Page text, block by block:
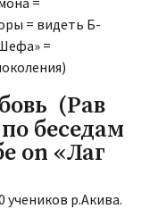
= видеть Б-
=
(Рав
беседам
on «Лаг
учеников р.Акива.